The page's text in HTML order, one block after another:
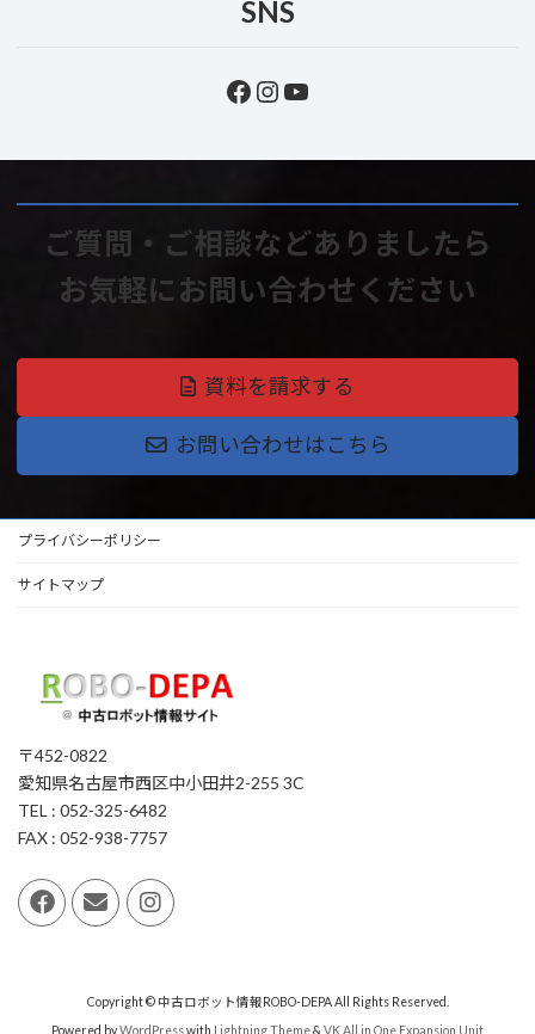
SNS
Facebook
Instagram
YouTube
ご質問・ご相談などありましたら
お気軽にお問い合わせください
資料を請求する
お問い合わせはこちら
プライバシーポリシー
サイトマップ
〒452-0822
愛知県名古屋市西区中小田井2-255 3C
TEL : 052-325-6482
FAX : 052-938-7757
Copyright © 中古ロボット情報ROBO-DEPA All Rights Reserved.
Powered byWordPresswith Lightning Theme& VK All in One Expansion Unit